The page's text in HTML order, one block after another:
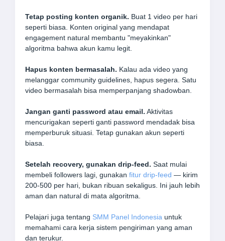
Tetap posting konten organik. Buat 1 video per hari
seperti biasa. Konten original yang mendapat
engagement natural membantu "meyakinkan"
algoritma bahwa akun kamu legit.
Hapus konten bermasalah. Kalau ada video yang
melanggar community guidelines, hapus segera. Satu
video bermasalah bisa memperpanjang shadowban.
Jangan ganti password atau email. Aktivitas
mencurigakan seperti ganti password mendadak bisa
memperburuk situasi. Tetap gunakan akun seperti
biasa.
Setelah recovery, gunakan drip-feed. Saat mulai
membeli followers lagi, gunakan fitur drip-feed — kirim
200-500 per hari, bukan ribuan sekaligus. Ini jauh lebih
aman dan natural di mata algoritma.
Pelajari juga tentang SMM Panel Indonesia untuk
memahami cara kerja sistem pengiriman yang aman
dan terukur.